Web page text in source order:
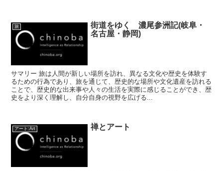
旅
街道をゆく 濃尾参洲記(岐阜・
名古屋・静岡)
サマリー 旅は人間が新しい場所を訪れ、異なる文化や歴史を体験す
るための行為であり、旅を通じて、歴史的な場所や文化遺産を訪れる
ことで、歴史的な出来事や人々の生活を実際に感じることができ、歴
史をより深く理解し、自分自身の視野を広げる...
アート:Art 禅とアート